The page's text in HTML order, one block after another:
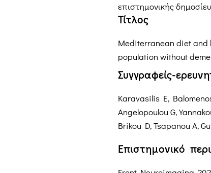
επιστημονικής
Τίτλος
Mediterranean diet
population without
Συγγραφείς-
Karavasilis E,
Angelopoulou G,
Brikou D, Tsapanou A,
Επιστημονικό